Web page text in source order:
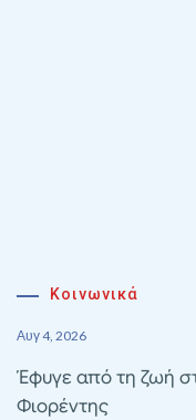
Κοινωνικά
Αυγ 4, 2026
Έφυγε από τη ζωή
Φιορέντης